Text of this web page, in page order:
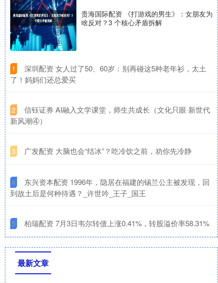
贵海国际配资 《打游戏的男生》：女朋友为
啥反对？3 个核心矛盾拆解
1
​深圳配资 女人过了50、60岁：别再碰这5种老年衫，太土
了！妈妈们还总爱买
2
​信钰证券 AI融入文学课堂，师生共成长（文化只眼·新世代
新风潮④）
3 ​广发配资 大脑也会“结冰”？吃冷饮之前，劝你先冷静
4
​东兴资本配资 1996年，隐居在福建的锡兰公主被发现，回
到故土后是何种待遇？_许世吟_王子_国王
5 ​柏瑞配资 7月3日韦尔转债上涨0.41%，转股溢价率58.31%
最新文章